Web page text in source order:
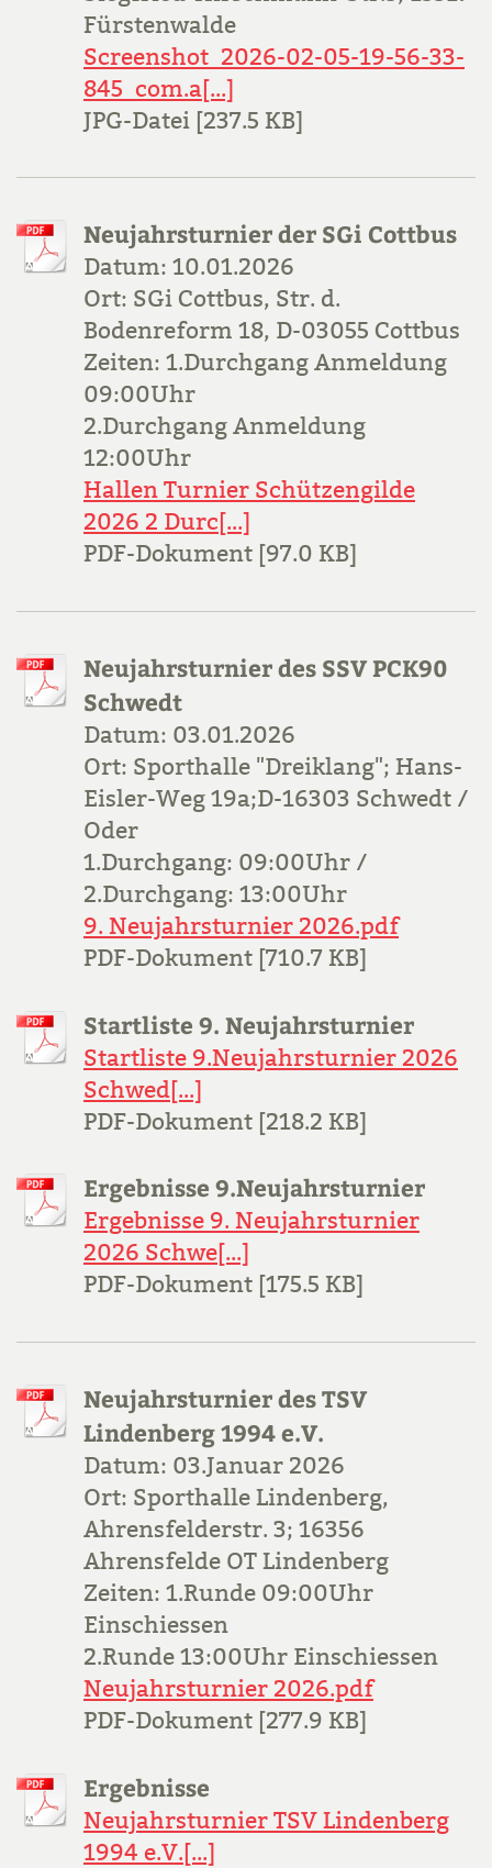
Fürstenwalde
Screenshot_2026-02-05-19-56-33-
845_com.a[...]
JPG-Datei [237.5 KB]
Neujahrsturnier der SGi Cottbus
Datum: 10.01.2026
Ort: SGi Cottbus, Str. d.
Bodenreform 18, D-03055 Cottbus
Zeiten: 1.Durchgang Anmeldung
09:00Uhr
2.Durchgang Anmeldung
12:00Uhr
Hallen Turnier Schützengilde
2026 2 Durc[...]
PDF-Dokument [97.0 KB]
Neujahrsturnier des SSV PCK90
Schwedt
Datum: 03.01.2026
Ort: Sporthalle "Dreiklang"; Hans-
Eisler-Weg 19a;D-16303 Schwedt /
Oder
1.Durchgang: 09:00Uhr /
2.Durchgang: 13:00Uhr
9. Neujahrsturnier 2026.pdf
PDF-Dokument [710.7 KB]
Startliste 9. Neujahrsturnier
Startliste 9.Neujahrsturnier 2026
Schwed[...]
PDF-Dokument [218.2 KB]
Ergebnisse 9.Neujahrsturnier
Ergebnisse 9. Neujahrsturnier
2026 Schwe[...]
PDF-Dokument [175.5 KB]
Neujahrsturnier des TSV
Lindenberg 1994 e.V.
Datum: 03.Januar 2026
Ort: Sporthalle Lindenberg,
Ahrensfelderstr. 3; 16356
Ahrensfelde OT Lindenberg
Zeiten: 1.Runde 09:00Uhr
Einschiessen
2.Runde 13:00Uhr Einschiessen
Neujahrsturnier 2026.pdf
PDF-Dokument [277.9 KB]
Ergebnisse
Neujahrsturnier TSV Lindenberg
1994 e.V.[...]